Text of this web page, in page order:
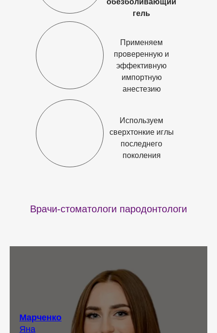
гель
Применяем
проверенную и
эффективную
импортную
анестезию
Используем
сверхтонкие иглы
последнего
поколения
Врачи-стоматологи пародонтологи
Марченко
Яна